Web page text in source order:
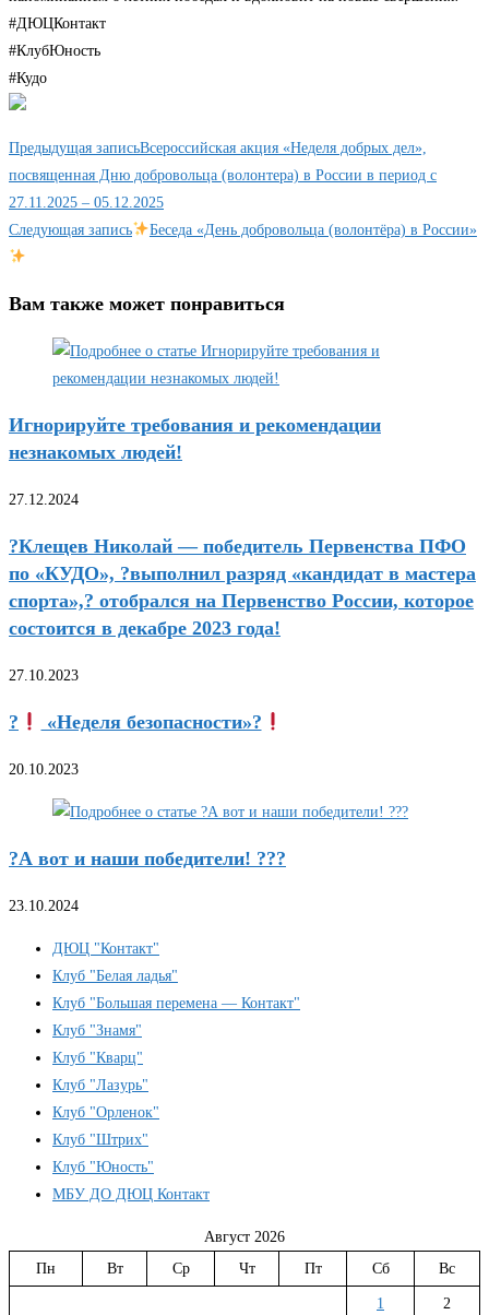
#ДЮЦКонтакт
#КлубЮность
#Кудо
Еще
статьи
Предыдущая записьВсероссийская акция «Неделя добрых дел»,
посвященная Дню добровольца (волонтера) в России в период с
27.11.2025 – 05.12.2025
Следующая запись
Беседа «День добровольца (волонтёра) в России»
Вам также может понравиться
Игнорируйте требования и рекомендации
незнакомых людей!
27.12.2024
?Клещев Николай — победитель Первенства ПФО
по «КУДО», ?выполнил разряд «кандидат в мастера
спорта»,? отобрался на Первенство России, которое
состоится в декабре 2023 года!
27.10.2023
? «Неделя безопасности»?
20.10.2023
?А вот и наши победители! ???
23.10.2024
ДЮЦ "Контакт"
Клуб "Белая ладья"
Клуб "Большая перемена — Контакт"
Клуб "Знамя"
Клуб "Кварц"
Клуб "Лазурь"
Клуб "Орленок"
Клуб "Штрих"
Клуб "Юность"
МБУ ДО ДЮЦ Контакт
Август 2026
Пн
Вт Ср Чт Пт Сб Вс
1 2